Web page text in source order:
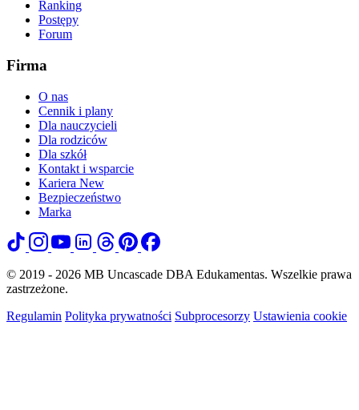
Ranking
Postępy
Forum
Firma
O nas
Cennik i plany
Dla nauczycieli
Dla rodziców
Dla szkół
Kontakt i wsparcie
Kariera New
Bezpieczeństwo
Marka
© 2019 - 2026 MB Uncascade DBA Edukamentas. Wszelkie prawa
zastrzeżone.
Regulamin Polityka prywatności Subprocesorzy Ustawienia cookie